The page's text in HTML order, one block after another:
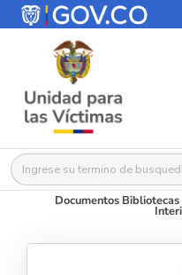
Buscar:
Documentos Bibliotecas